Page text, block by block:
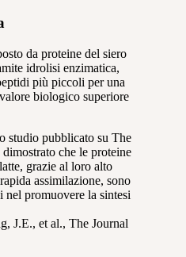
da proteine del siero
idrolisi enzimatica,
più piccoli per una
biologico superiore
studio pubblicato su The
che le proteine
grazie al loro alto
assimilazione, sono
nel promuovere la sintesi
J.E., et al., The Journal